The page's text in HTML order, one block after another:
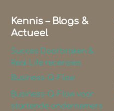
Kennis – Blogs &
Actueel
Succes Doorbraken &
Real Life recensies
Business-Q-Flow
Business-Q-Flow voor
startende ondernemers